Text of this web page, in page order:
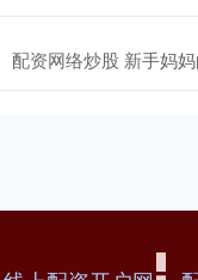
配资网络炒股 新手妈